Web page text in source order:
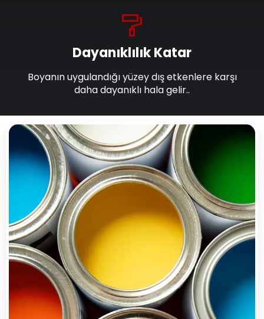
Dayanıklılık Katar
Boyanın uygulandığı yüzey dış etkenlere karşı
daha dayanıklı hala gelir..